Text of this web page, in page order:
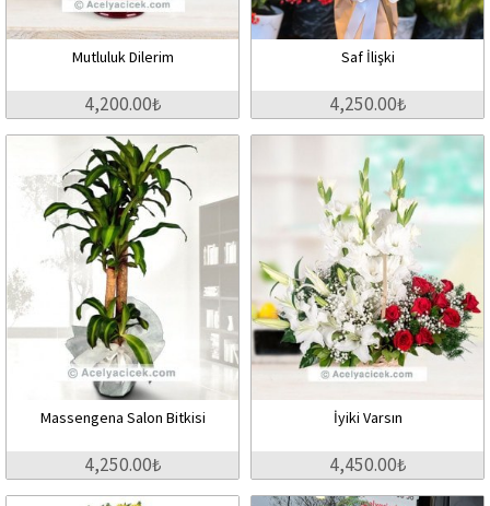
Mutluluk Dilerim
4,200.00₺
Saf İlişki
4,250.00₺
Massengena Salon Bitkisi
4,250.00₺
İyiki Varsın
4,450.00₺